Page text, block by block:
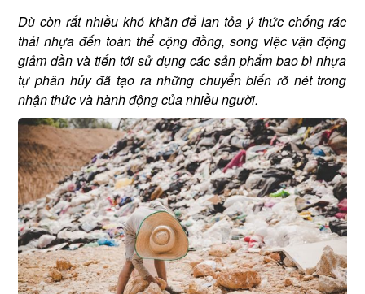
Dù còn rất nhiều khó khăn để lan tỏa ý thức chống rác
thải nhựa đến toàn thể cộng đồng, song việc vận động
giảm dần và tiến tới sử dụng các sản phẩm bao bì nhựa
tự phân hủy đã tạo ra những chuyển biến rõ nét trong
nhận thức và hành động của nhiều người.